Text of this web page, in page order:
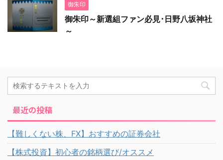
御朱印
御朱印～新選組ファン必見･日野八坂神社
～
最近の投稿
【難しくない株、FX】おすすめの証券会社
【株式投資】初心者の銘柄選び/オススメ